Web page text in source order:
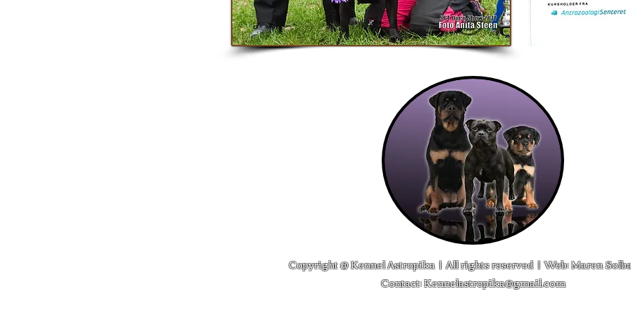
Copyright @ Kennel Astropika | All rights reserved | Web:Maren
Contact: Kennelastropika@gmail.com